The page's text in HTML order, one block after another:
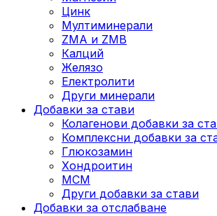
Цинк
Мултиминерали
ZMA и ZMB
Калций
Желязо
Електролити
Други минерали
Добавки за стави
Колагенови добавки за
Комплексни добавки за
Глюкозамин
Хондроитин
МСМ
Други добавки за стави
Добавки за отслабване